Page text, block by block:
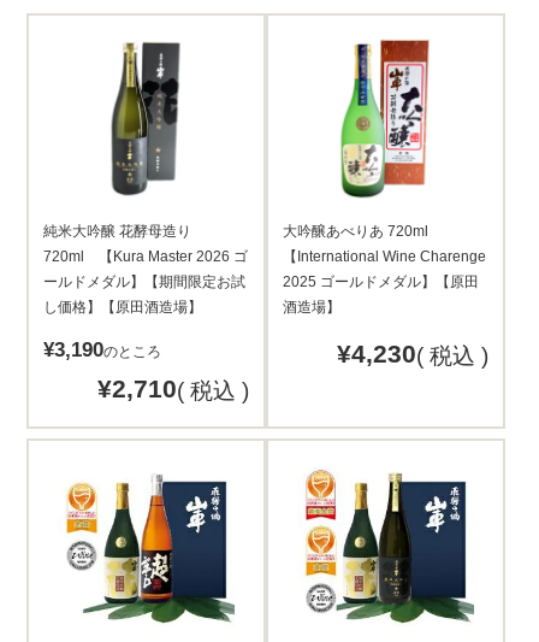
純米大吟醸 花酵母造り
720ml 【Kura Master 2026 ゴ
ールドメダル】【期間限定お試
し価格】【原田酒造場】
¥3,190のところ
¥2,710 税込
大吟醸あべりあ 720ml
【International Wine Charenge
2025 ゴールドメダル】【原田
酒造場】
¥4,230 税込